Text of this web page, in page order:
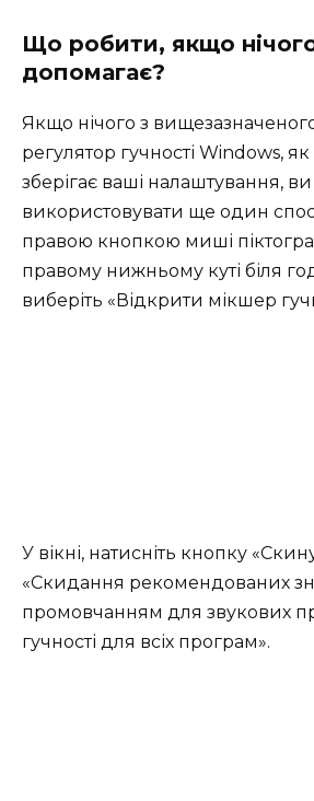
Що робити, якщо
допомагає?
Якщо нічого з
регулятор гучності Windows, як
зберігає ваші налаштування,
використовувати ще один
правою кнопкою миші
правому нижньому куті біля
виберіть «Відкрити мікшер
У вікні, натисніть кнопку
«Скидання рекомендованих
промовчанням для звукових
гучності для всіх програм».